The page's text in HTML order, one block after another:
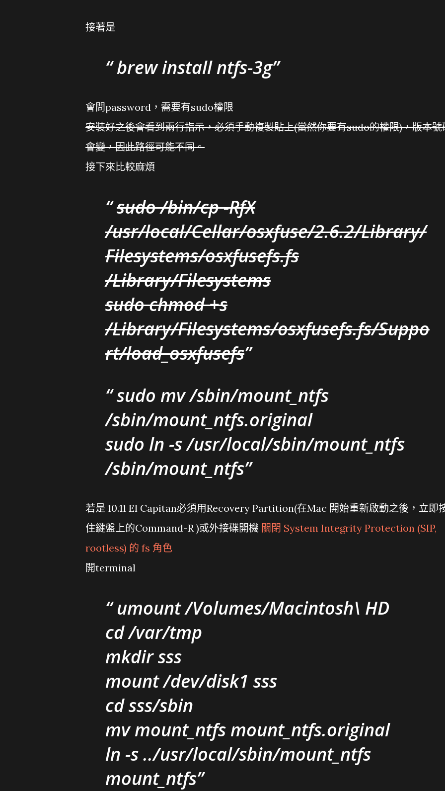
接著是
brew install ntfs-3g
會問password，需要有sudo權限
安裝好之後會看到兩行指示，必須手動複製貼上(當然你要有sudo的權限)，版本號
會變，因此路徑可能不同。
接下來比較麻煩
sudo /bin/cp -RfX
/usr/local/Cellar/osxfuse/2.6.2/Library/
Filesystems/osxfusefs.fs
/Library/Filesystems
sudo chmod +s
/Library/Filesystems/osxfusefs.fs/Suppo
rt/load_osxfusefs
sudo mv /sbin/mount_ntfs
/sbin/mount_ntfs.original
sudo ln -s /usr/local/sbin/mount_ntfs
/sbin/mount_ntfs
若是 10.11 El Capitan必須用Recovery Partition(在Mac 開始重新啟動之後，立即
住鍵盤上的Command-R )或外接碟開機 關閉 System Integrity Protection (SIP,
rootless) 的 fs 角色
開terminal
umount /Volumes/Macintosh\ HD
cd /var/tmp
mkdir sss
mount /dev/disk1 sss
cd sss/sbin
mv mount_ntfs mount_ntfs.original
ln -s ../usr/local/sbin/mount_ntfs
mount_ntfs